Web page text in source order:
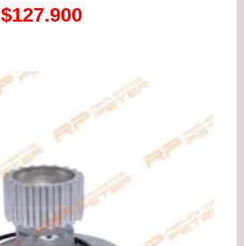
$127.900Rango
precios:
desde
$66.900
hasta
$127.900